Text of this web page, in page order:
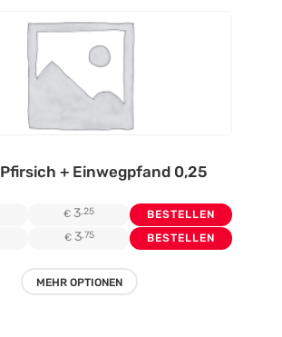
+ Einwegpfand 0,25
€ 3,25 BESTELLEN
€3,75 BESTELLEN
MEHR OPTIONEN